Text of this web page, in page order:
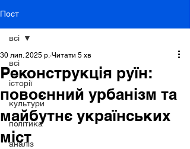
Пост
всі
історії
культури
політика
аналіз
всі
Реконструкція руїн:
повоєнний урбанізм та
майбутнє українських
міст
30 лип. 2025 р. Читати 5 хв